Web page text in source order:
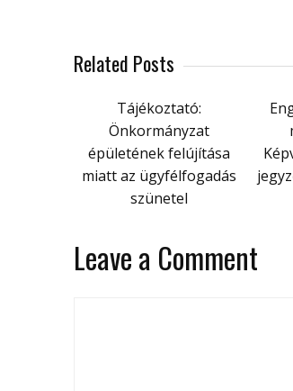
Related Posts
Tájékoztató:
Önkormányzat
épületének felújítása
miatt az ügyfélfogadás
szünetel
Leave a Comment